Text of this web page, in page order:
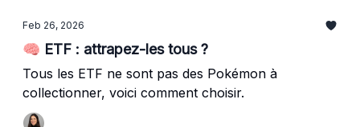
Feb 26, 2026
🧠 ETF : attrapez-les tous ?
Tous les ETF ne sont pas des Pokémon à
collectionner, voici comment choisir.